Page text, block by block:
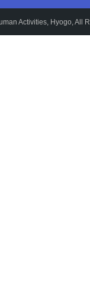
Activities, Hyogo, All